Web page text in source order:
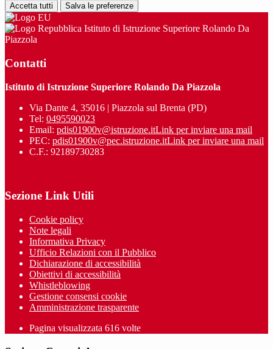
Accetta tutti Salva le preferenze
Istituto di Istruzione Superiore Rolando Da
Piazzola
Contatti
Istituto di Istruzione Superiore Rolando Da Piazzola
Via Dante 4, 35016 | Piazzola sul Brenta (PD)
Tel: 0495590023
Email: pdis01900v@istruzione.itLink per inviare una mail
PEC: pdis01900v@pec.istruzione.itLink per inviare una mail
C.F.: 92189730283
Sezione Link Utili
Cookie policy
Note legali
Informativa Privacy
Ufficio Relazioni con il Pubblico
Dichiarazione di accessibilità
Obiettivi di accessibilità
Whistleblowing
Gestione consensi cookie
Amministrazione trasparente
Pagina visualizzata 616 volte